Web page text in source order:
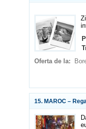
Oferta de la:
15. MAROC –